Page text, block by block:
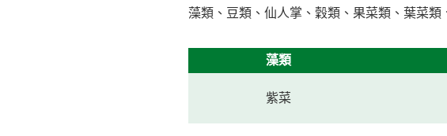
藻類、豆類、仙人掌、穀類、果菜類、葉菜
藻類
紫菜